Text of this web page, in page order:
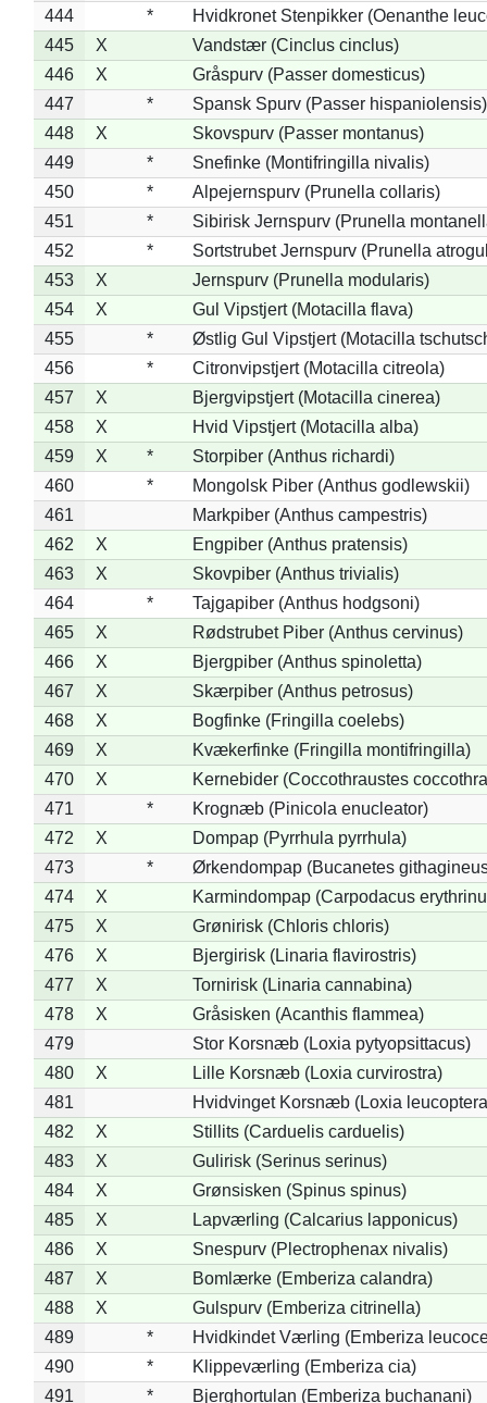
444
*
Hvidkronet Stenpikker (Oenanthe
445
X
Vandstær (Cinclus cinclus)
446
X
Gråspurv (Passer domesticus)
447
*
Spansk Spurv (Passer hispaniolensis)
448
X
Skovspurv (Passer montanus)
449
*
Snefinke (Montifringilla nivalis)
450
*
Alpejernspurv (Prunella collaris)
451
*
Sibirisk Jernspurv (Prunella
452
*
Sortstrubet Jernspurv (Prunella
453
X
Jernspurv (Prunella modularis)
454
X
Gul Vipstjert (Motacilla flava)
455
*
Østlig Gul Vipstjert (Motacilla
456
*
Citronvipstjert (Motacilla citreola)
457
X
Bjergvipstjert (Motacilla cinerea)
458
X
Hvid Vipstjert (Motacilla alba)
459
X *
Storpiber (Anthus richardi)
460
*
Mongolsk Piber (Anthus godlewskii)
461
Markpiber (Anthus campestris)
462
X
Engpiber (Anthus pratensis)
463
X
Skovpiber (Anthus trivialis)
464
*
Tajgapiber (Anthus hodgsoni)
465
X
Rødstrubet Piber (Anthus cervinus)
466
X
Bjergpiber (Anthus spinoletta)
467
X
Skærpiber (Anthus petrosus)
468
X
Bogfinke (Fringilla coelebs)
469
X
Kvækerfinke (Fringilla montifringilla)
470
X
Kernebider (Coccothraustes
471
*
Krognæb (Pinicola enucleator)
472
X
Dompap (Pyrrhula pyrrhula)
473
*
Ørkendompap (Bucanetes
474
X
Karmindompap (Carpodacus
475
X
Grønirisk (Chloris chloris)
476
X
Bjergirisk (Linaria flavirostris)
477
X
Tornirisk (Linaria cannabina)
478
X
Gråsisken (Acanthis flammea)
479
Stor Korsnæb (Loxia pytyopsittacus)
480
X
Lille Korsnæb (Loxia curvirostra)
481
Hvidvinget Korsnæb (Loxia
482
X
Stillits (Carduelis carduelis)
483
X
Gulirisk (Serinus serinus)
484
X
Grønsisken (Spinus spinus)
485
X
Lapværling (Calcarius lapponicus)
486
X
Snespurv (Plectrophenax nivalis)
487
X
Bomlærke (Emberiza calandra)
488
X
Gulspurv (Emberiza citrinella)
489
*
Hvidkindet Værling (Emberiza
490
*
Klippeværling (Emberiza cia)
491
* Bjerghortulan (Emberiza buchanani)